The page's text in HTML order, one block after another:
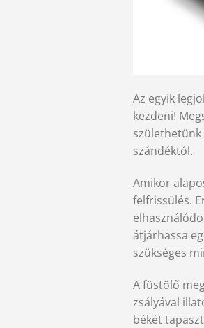
Az egyik
kezdeni!
születhetünk
szándéktól.
Amikor
felfrissülés.
átjárhassa
szükséges
A füstölő
zsályával
békét